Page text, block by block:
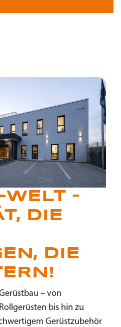
WELT –
DIE
DIE
– von
bis hin zu
Gerüstzubehör